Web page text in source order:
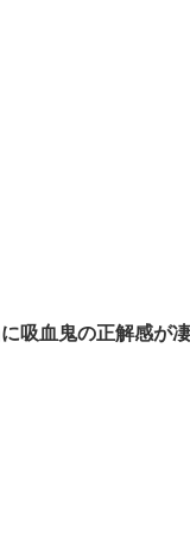
吸血鬼の正解感が凄